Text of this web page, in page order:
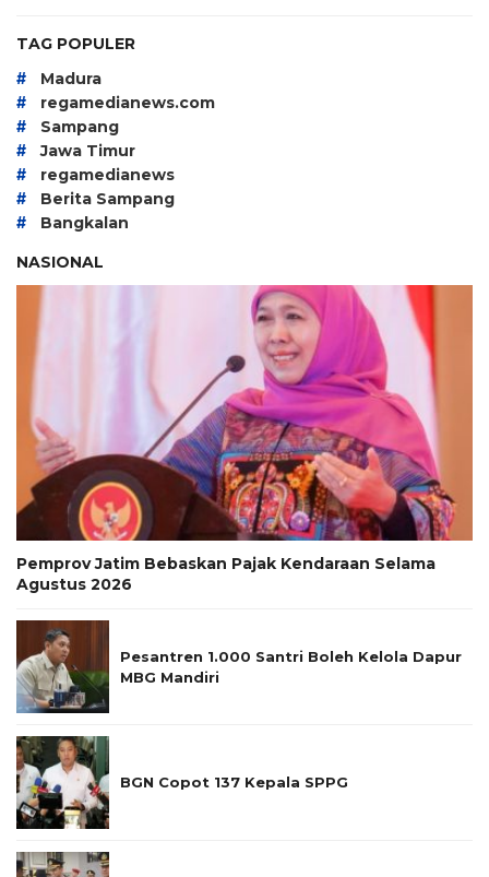
TAG POPULER
# Madura
# regamedianews.com
# Sampang
# Jawa Timur
# regamedianews
# Berita Sampang
#
Bangkalan
NASIONAL
Pemprov Jatim Bebaskan Pajak Kendaraan Selama
Agustus 2026
Pesantren 1.000 Santri Boleh Kelola Dapur
MBG Mandiri
BGN Copot 137 Kepala SPPG